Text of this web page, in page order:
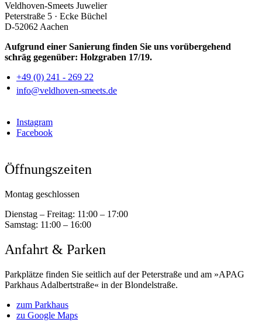
Veldhoven-Smeets Juwelier
Peterstraße 5 · Ecke Büchel
D-52062 Aachen
Aufgrund einer Sanierung finden Sie uns vorübergehend
schräg gegenüber: Holzgraben 17/19.
+49 (0) 241 - 269 22
info@veldhoven-smeets.de
Instagram
Facebook
Öffnungszeiten
Montag geschlossen
Dienstag – Freitag: 11:00 – 17:00
Samstag: 11:00 – 16:00
Anfahrt & Parken
Parkplätze finden Sie seitlich auf der Peterstraße und am »APAG
Parkhaus Adalbertstraße« in der Blondelstraße.
zum Parkhaus
zu Google Maps